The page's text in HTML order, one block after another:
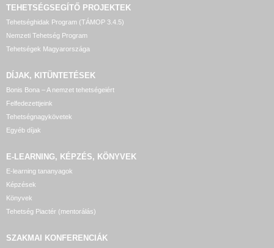
TEHETSÉGSEGÍTŐ PROJEKTEK
Tehetséghidak Program (TÁMOP 3.4.5)
Nemzeti Tehetség Program
Tehetségek Magyarországa
DÍJAK, KITÜNTETÉSEK
Bonis Bona – A nemzet tehetségeiért
Felfedezettjeink
Tehetségnagykövetek
Egyéb díjak
E-LEARNING, KÉPZÉS, KÖNYVEK
E-learning tananyagok
Képzések
Könyvek
Tehetség Piactér (mentorálás)
SZAKMAI KONFERENCIÁK